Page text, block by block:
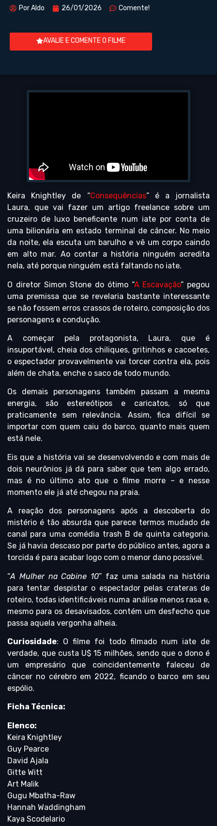
PorAldo 26/01/2026 Comente!
AVALIE E COMENTE O FILME
Keira Knightley de “Consequências” é a jornalista
Laura, que vai fazer um artigo freelance sobre um
cruzeiro de luxo beneficente num iate por conta de
uma bilionária em estado terminal de câncer. No meio
da noite, ela escuta um barulho e vê um corpo caindo
em alto mar. Ao contar a história ninguém acredita
nela, até porque ninguém está faltando no iate.
O diretor Simon Stone do ótimo “A Escavação” pegou
uma premissa que se revelaria bastante interessante
se não fossem erros crassos de roteiro, composição dos
personagens e condução.
A começar pela protagonista, Laura, que é
insuportável, cheia dos chiliques, gritinhos e cacoetes,
o espectador provavelmente vai torcer contra ela, pois
além de chata, enche o saco de todo mundo.
Os demais personagens também passam a mesma
energia, são estereótipos e caricatos, só que
praticamente sem relevância. Assim, fica difícil se
importar com quem caiu do barco, quanto mais quem
está nele.
Eis que a história vai se desenvolvendo e com mais de
dois neurônios já dá para saber que tem algo errado,
mas é no último ato que o filme morre – e nesse
momento ele já até chegou na praia.
A reação dos personagens após a descoberta do
mistério é tão absurda que parece termos mudado de
canal para uma comédia trash B de quinta categoria.
Se já havia descaso por parte do público antes, agora a
torcida é para acabar logo com o menor dano possível.
“A Mulher na Cabine 10” faz uma salada na história
para tentar despistar o espectador pelas crateras de
roteiro, todas identificáveis numa análise menos rasa e,
mesmo para os desavisados, contém um desfecho que
passa aquela vergonha alheia.
Curiosidade: O filme foi todo filmado num iate de
verdade, que custa U$ 15 milhões, sendo que o dono é
um empresário que coincidentemente faleceu de
câncer no cérebro em 2022, ficando o barco em seu
espólio.
Ficha Técnica:
Elenco:
Keira Knightley
Guy Pearce
David Ajala
Gitte Witt
Art Malik
Gugu Mbatha-Raw
Hannah Waddingham
Kaya Scodelario